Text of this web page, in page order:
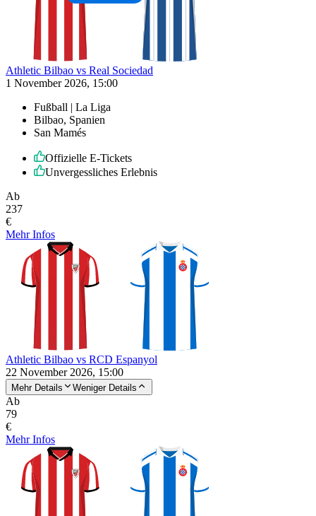
Athletic Bilbao vs Real Sociedad
1 November 2026, 15:00
Fußball | La Liga
Bilbao, Spanien
San Mamés
Offizielle E-Tickets
Unvergessliches Erlebnis
Ab
237
€
Mehr Infos
Athletic Bilbao vs RCD Espanyol
22 November 2026, 15:00
Mehr Details Weniger Details
Ab
79
€
Mehr Infos